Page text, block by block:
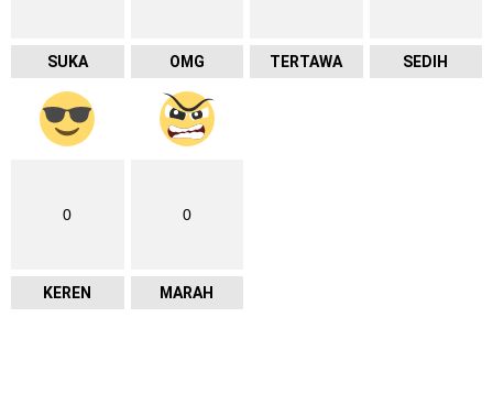
SUKA OMG TERTAWA SEDIH
0
KEREN
0
MARAH